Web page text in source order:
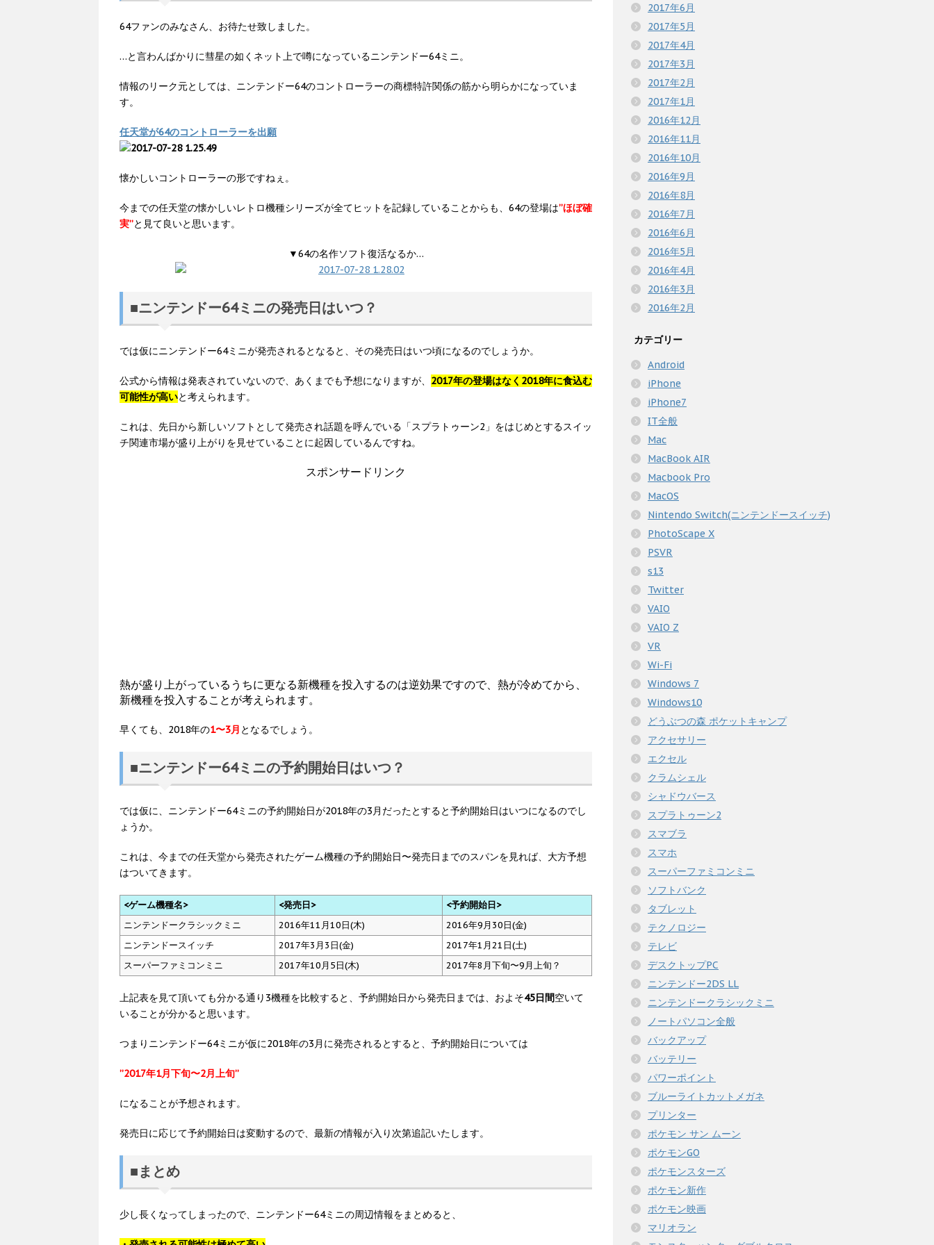
64ファンのみなさん、お待たせ致しました。
…と言わんばかりに彗星の如くネット上で噂になっているニンテンドー64ミニ。
情報のリーク元としては、ニンテンドー64のコントローラーの商標特許関係の筋から明らかになっていま
す。
任天堂が64のコントローラーを出願
懐かしいコントローラーの形ですねぇ。
今までの任天堂の懐かしいレトロ機種シリーズが全てヒットを記録していることからも、64の登場は”ほぼ確
実”と見て良いと思います。
▼64の名作ソフト復活なるか…
■ニンテンドー64ミニの発売日はいつ？
では仮にニンテンドー64ミニが発売されるとなると、その発売日はいつ頃になるのでしょうか。
公式から情報は発表されていないので、あくまでも予想になりますが、 2017年の登場はなく2018年に食込む
可能性が高いと考えられます。
これは、先日から新しいソフトとして発売され話題を呼んでいる「スプラトゥーン2」をはじめとするスイッ
チ関連市場が盛り上がりを見せていることに起因しているんですね。
スポンサードリンク
熱が盛り上がっているうちに更なる新機種を投入するのは逆効果ですので、熱が冷めてから、
新機種を投入することが考えられます。
早くても、2018年の1〜3月 となるでしょう。
■ニンテンドー64ミニの予約開始日はいつ？
では仮に、ニンテンドー64ミニの予約開始日が2018年の3月だったとすると予約開始日はいつになるのでし
ょうか。
これは、今までの任天堂から発売されたゲーム機種の予約開始日〜発売日までのスパンを見れば、大方予想
はついてきます。
<ゲーム機種名> <発売日>
<予約開始日>
ニンテンドークラシックミニ
2016年11月10日(木)
2016年9月30日(金)
ニンテンドースイッチ
2017年3月3日(金)
2017年1月21日(土)
スーパーファミコンミニ
2017年10月5日(木) 2017年8月下旬〜9月上旬？
上記表を見て頂いても分かる通り3機種を比較すると、予約開始日から発売日までは、およそ45日間空いて
いることが分かると思います。
つまりニンテンドー64ミニが仮に2018年の3月に発売されるとすると、予約開始日については
”2017年1月下旬〜2月上旬”
になることが予想されます。
発売日に応じて予約開始日は変動するので、最新の情報が入り次第追記いたします。
■まとめ
少し長くなってしまったので、ニンテンドー64ミニの周辺情報をまとめると、
2017年6月
2017年5月
2017年4月
2017年3月
2017年2月
2017年1月
2016年12月
2016年11月
2016年10月
2016年9月
2016年8月
2016年7月
2016年6月
2016年5月
2016年4月
2016年3月
2016年2月
カテゴリー
Android
iPhone
iPhone7
IT全般
Mac
MacBook AIR
Macbook Pro
MacOS
Nintendo Switch(ニンテンドースイッチ)
PhotoScape X
PSVR
s13
Twitter
VAIO
VAIO Z
VR
Wi-Fi
Windows 7
Windows10
どうぶつの森 ポケットキャンプ
アクセサリー
エクセル
クラムシェル
シャドウバース
スプラトゥーン2
スマブラ
スマホ
スーパーファミコンミニ
ソフトバンク
タブレット
テクノロジー
テレビ
デスクトップPC
ニンテンドー2DS LL
ニンテンドークラシックミニ
ノートパソコン全般
バックアップ
バッテリー
パワーポイント
ブルーライトカットメガネ
プリンター
ポケモン サン ムーン
ポケモンGO
ポケモンスターズ
ポケモン新作
ポケモン映画
マリオラン